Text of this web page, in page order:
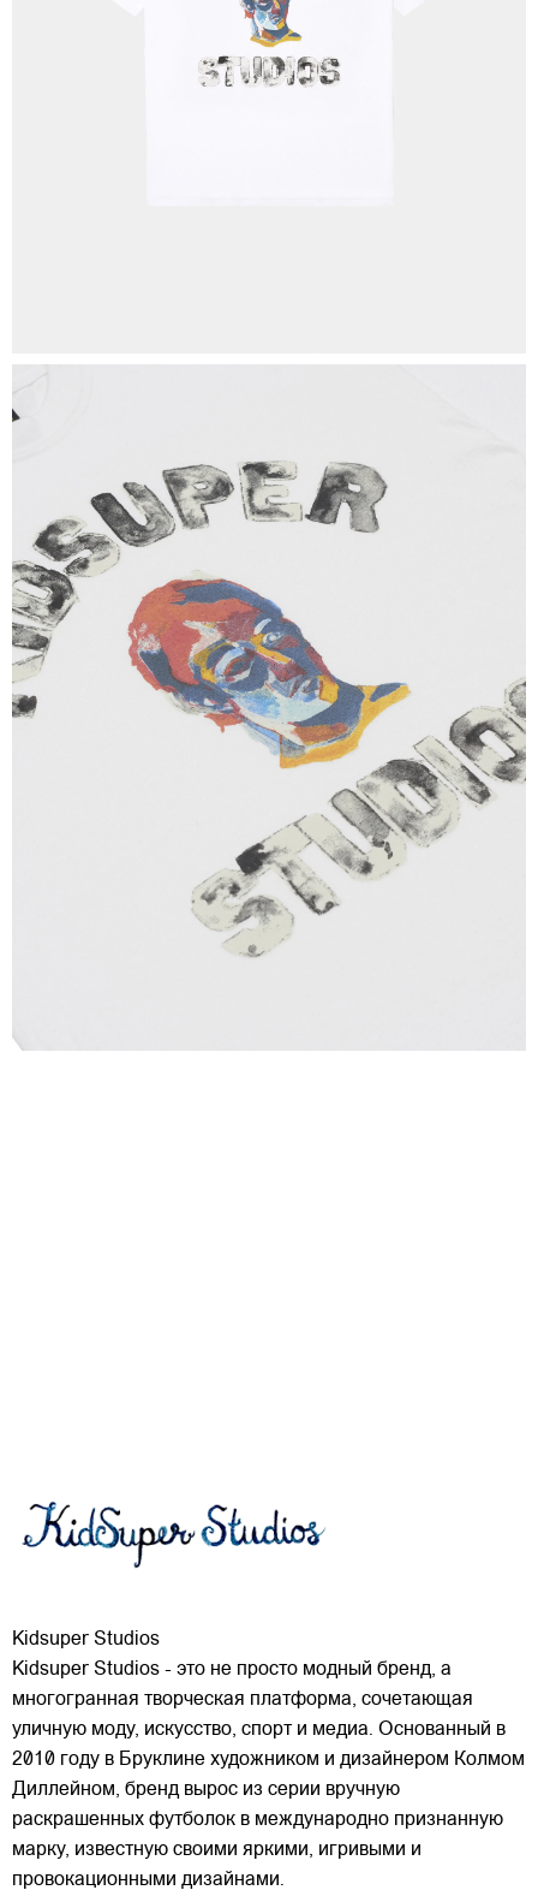
Kidsuper Studios
Kidsuper Studios - это не просто модный бренд, а
многогранная творческая платформа, сочетающая
уличную моду, искусство, спорт и медиа. Основанный в
2010 году в Бруклине художником и дизайнером Колмом
Диллейном, бренд вырос из серии вручную
раскрашенных футболок в международно признанную
марку, известную своими яркими, игривыми и
провокационными дизайнами.